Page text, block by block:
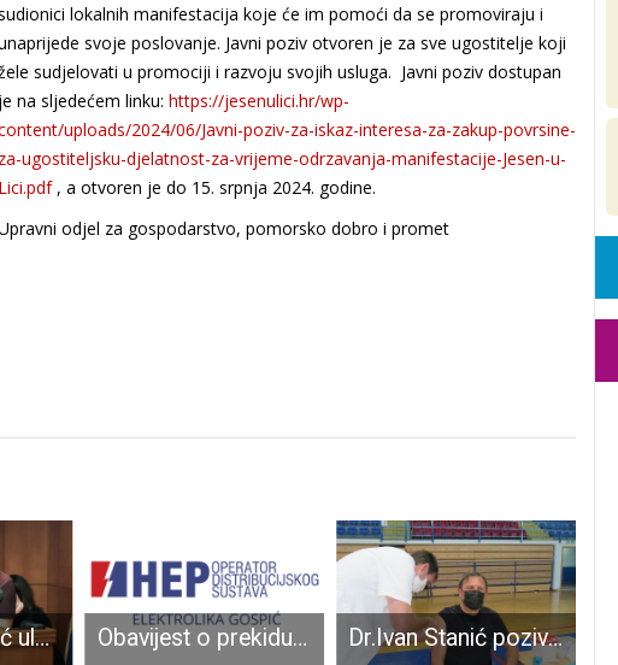
lokalnih manifestacija koje će im pomoći da se promoviraju i
svoje poslovanje. Javni poziv otvoren je za sve ugostitelje koji
sudjelovati u promociji i razvoju svojih usluga. Javni poziv dostupan
je na sljedećem linku: https://jesenulici.hr/wp-
uploads/2024/06/Javni-poziv-za-iskaz-interesa-za-zakup-povrsine-
za-ugostiteljsku-djelatnost-za-vrijeme-odrzavanja-manifestacije-Jesen-u-
Lici.pdf, a otvoren je do 15. srpnja 2024. godine.
odjel za gospodarstvo, pomorsko dobro i promet
Gospić i Perušić ulaze u četvrt milijarde kuna vrijedan projekt!!! Obavijest o prekidu opskrbe električnom energijom za naselja Općine Donji Lapac Dr.Ivan Stanić poziva:”Cijepimo se što ranije da u jesen ne dopustimo virusu da kola među populacijom”!